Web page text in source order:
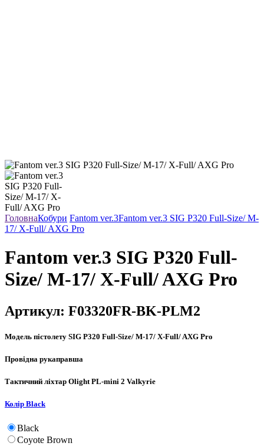
ГоловнаКобури Fantom ver.3Fantom ver.3 SIG P320 Full-Size/ M-
17/ X-Full/ AXG Pro
Fantom ver.3 SIG P320 Full-
Size/ M-17/ X-Full/ AXG Pro
Артикул: F03320FR-BK-PLM2
Модель пістолету SIG P320 Full-Size/ M-17/ X-Full/ AXG Pro
Провідна рукаправша
Тактичний ліхтар Olight PL-mini 2 Valkyrie
Колір Black
Black
Coyote Brown